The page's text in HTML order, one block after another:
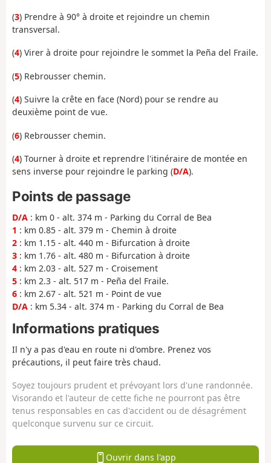
(3) Prendre à 90° à droite et rejoindre un chemin
transversal.
(4) Virer à droite pour rejoindre le sommet la Peña del Fraile.
(5) Rebrousser chemin.
(4) Suivre la crête en face (Nord) pour se rendre au
deuxième point de vue.
(6) Rebrousser chemin.
(4) Tourner à droite et reprendre l'itinéraire de montée en
sens inverse pour rejoindre le parking (D/A).
Points de passage
D/A : km 0 - alt. 374 m - Parking du Corral de Bea
1 : km 0.85 - alt. 379 m - Chemin à droite
2 : km 1.15 - alt. 440 m - Bifurcation à droite
3 : km 1.76 - alt. 480 m - Bifurcation à droite
4 : km 2.03 - alt. 527 m - Croisement
5 : km 2.3 - alt. 517 m - Peña del Fraile.
6 : km 2.67 - alt. 521 m - Point de vue
D/A : km 5.34 - alt. 374 m - Parking du Corral de Bea
Informations pratiques
Il n'y a pas d'eau en route ni d'ombre. Prenez vos
précautions, il peut faire très chaud.
Soyez toujours prudent et prévoyant lors d'une randonnée.
Visorando et l'auteur de cette fiche ne pourront pas être
tenus responsables en cas d'accident ou de désagrément
quelconque survenu sur ce circuit.
Ouvrir dans l'app